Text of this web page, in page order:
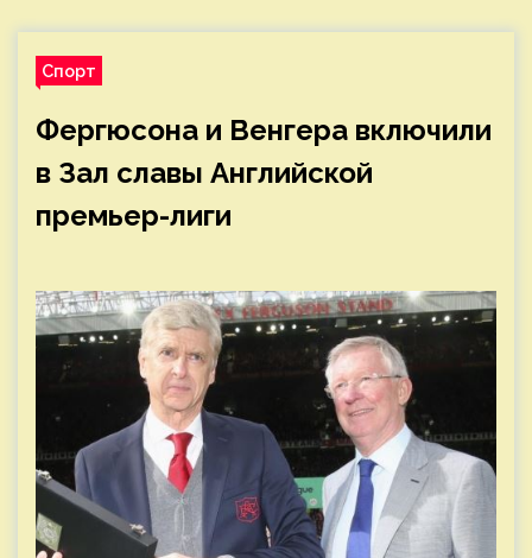
Спорт
Фергюсона и Венгера включили
в Зал славы Английской
премьер-лиги